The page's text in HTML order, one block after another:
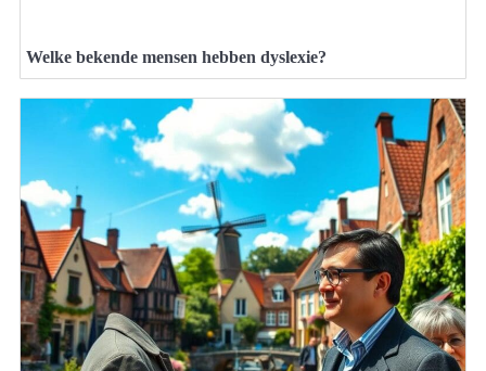
Welke bekende mensen hebben dyslexie?